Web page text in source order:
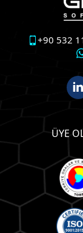
+90 532
ÜYE